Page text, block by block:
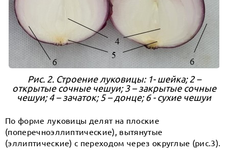
Рис. 2. Строение луковицы: 1- шейка; 2 –
открытые сочные чешуи; 3 – закрытые сочные
чешуи; 4 – зачаток; 5 – донце; 6 - сухие чешуи
По форме луковицы делят на плоские
(поперечноэллиптические), вытянутые
(эллиптические) с переходом через округлые (рис.3).